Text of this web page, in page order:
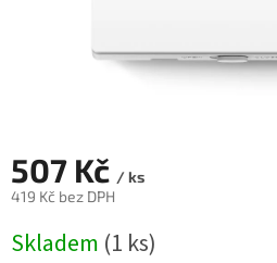
507 Kč / ks
419 Kč bez DPH
cena:
Skladem (1 ks)